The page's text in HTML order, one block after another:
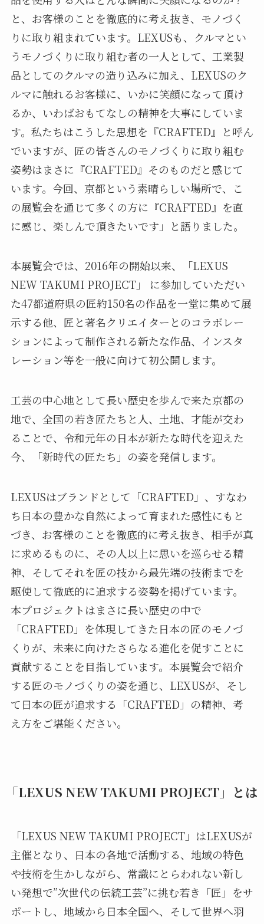
と、お客様のことを徹底的に考え抜き、モノづく
りに取り組まれています。LEXUSも、クルマとい
うモノづくりに取り組む者の一人として、工業製
品としてのクルマの造り込みに加え、LEXUSのク
ルマに触れるお客様に、いかに笑顔になって頂け
るか、いわばおもてなしの精神を大事にしていま
す。私たちはこうした思想を『CRAFTED』と呼ん
でいますが、匠の皆さんのモノづくりに取り組む
姿勢はまさに『CRAFTED』そのものだと感じて
います。今回、京都という素晴らしい場所で、こ
の展覧会を通じて多くの方に『CRAFTED』を直
に感じ、楽しんで頂きたいです」と語りました。
本展覧会では、2016年の開始以来、「LEXUS
NEW TAKUMI PROJECT」 に参加していただい
た47都道府県の匠約150名の作品を一堂に集めて展
示する他、匠と著名クリエイターとのコラボレー
ションによって制作される新たな作品、インスタ
レーション等を一般に向けて初公開します。
工芸の中心地として長い歴史を歩んで来た京都の
地で、全国の若き匠たちと人、土地、才能が交わ
ることで、令和元年の日本が新たな時代を迎えた
今、「新時代の匠たち」の姿を発信します。
LEXUSはブランドとして「CRAFTED」、すなわ
ち日本の豊かな自然によって育まれた感性にもと
づき、お客様のことを徹底的に考え抜き、相手が真
に求めるものに、その人以上に思いを巡らせる精
神、そしてそれを匠の技から最先端の技術までを
駆使して徹底的に追求する姿勢を掲げています。
本プロジェクトはまさに長い歴史の中で
「CRAFTED」を体現してきた日本の匠のモノづ
くりが、未来に向けたさらなる進化を促すことに
貢献することを目指しています。本展覧会で紹介
する匠のモノづくりの姿を通じ、LEXUSが、そし
て日本の匠が追求する「CRAFTED」の精神、考
え方をご堪能ください。
「LEXUS NEW TAKUMI PROJECT」とは
「LEXUS NEW TAKUMI PROJECT」はLEXUSが
主催となり、日本の各地で活動する、地域の特色
や技術を生かしながら、常識にとらわれない新し
い発想で”次世代の伝統工芸”に挑む若き「匠」をサ
ポートし、地域から日本全国へ、そして世界へ羽